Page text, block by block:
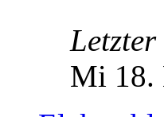
Mi 18.